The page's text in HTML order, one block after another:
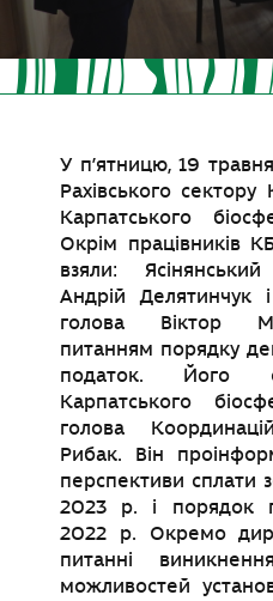
У п’ятницю, 19
Рахівського
Карпатського
Окрім працівників
взяли:
Андрій Делятинчук
голова Віктор
питанням порядку
податок. Його
Карпатського
голова
Рибак. Він
перспективи сплати
2023 р. і порядок
2022 р. Окремо
питанні
можливостей